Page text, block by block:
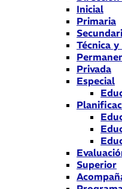
Inicial
Primaria
Técnica
Privada
Especial
Superior